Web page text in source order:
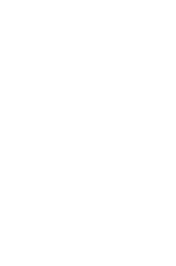
finns i FSC Einstein Bots
till Einstein Bots för Financial
en internationell resplan har
levererat till
de registrerade destinationerna.
resplan
testdata för att se hur du kan
resplan med Einstein Bots för